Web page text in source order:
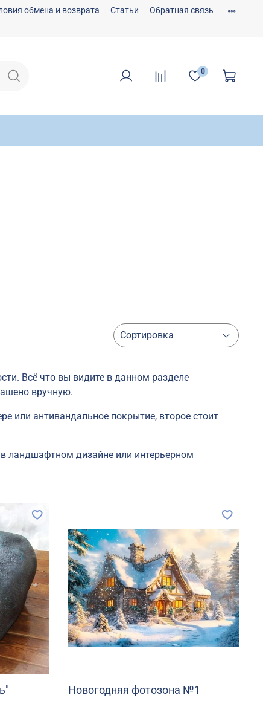
обмена и возврата Статьи Обратная связь
0
Всё что вы видите в данном разделе
вручную.
или антивандальное покрытие, второе стоит
ландшафтном дизайне или интерьерном
Новогодняя фотозона №1